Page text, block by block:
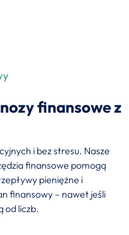
finansowe z
i bez stresu. Nasze
finansowe pomogą
pieniężne i
finansowy – nawet jeśli
od liczb.